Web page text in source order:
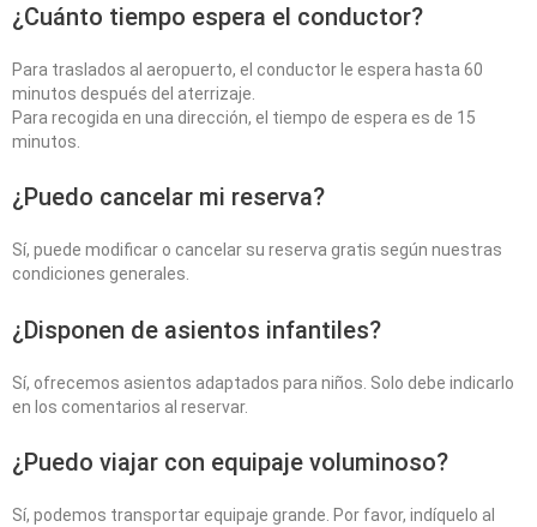
¿Cuánto tiempo espera el conductor?
Para traslados al aeropuerto, el conductor le espera hasta 60
minutos después del aterrizaje.
Para recogida en una dirección, el tiempo de espera es de 15
minutos.
¿Puedo cancelar mi reserva?
Sí, puede modificar o cancelar su reserva gratis según nuestras
condiciones generales.
¿Disponen de asientos infantiles?
Sí, ofrecemos asientos adaptados para niños. Solo debe indicarlo
en los comentarios al reservar.
¿Puedo viajar con equipaje voluminoso?
Sí, podemos transportar equipaje grande. Por favor, indíquelo al